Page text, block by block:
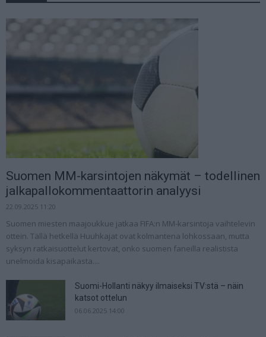
Suomen MM-karsintojen näkymät – todellinen
jalkapallokommentaattorin analyysi
22.09.2025 11:20
Suomen miesten maajoukkue jatkaa FIFA:n MM-karsintoja vaihtelevin
ottein. Tällä hetkellä Huuhkajat ovat kolmantena lohkossaan, mutta
syksyn ratkaisuottelut kertovat, onko suomen faneilla realistista
unelmoida kisapaikasta....
Suomi-Hollanti näkyy ilmaiseksi TV:stä – näin
katsot ottelun
06.06.2025 14:00